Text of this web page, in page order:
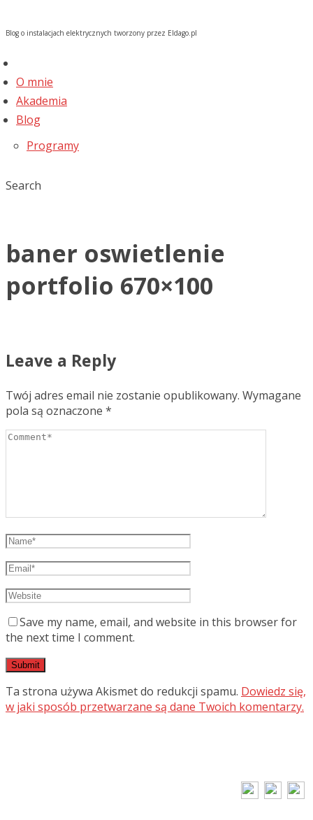
Blog o instalacjach elektrycznych tworzony przez Eldago.pl
O mnie
Akademia
Blog
Programy
Search
baner oswietlenie
portfolio 670×100
Leave a Reply
Twój adres email nie zostanie opublikowany. Wymagane
pola są oznaczone *
Save my name, email, and website in this browser for
the next time I comment.
Ta strona używa Akismet do redukcji spamu. Dowiedz się,
w jaki sposób przetwarzane są dane Twoich komentarzy.